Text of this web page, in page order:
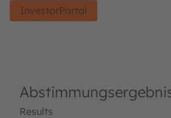
InvestorPortal
Results